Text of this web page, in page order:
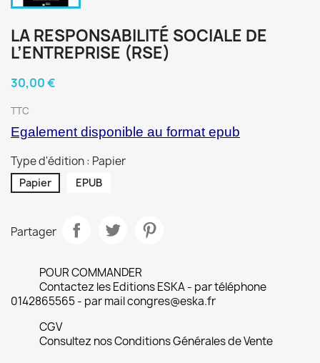
LA RESPONSABILITÉ SOCIALE DE
L’ENTREPRISE (RSE)
30,00 €
TTC
Egalement disponible au format epub
Type d'édition : Papier
Papier EPUB
Partager
POUR COMMANDER
Contactez les Editions ESKA - par téléphone
0142865565 - par mail congres@eska.fr
CGV
Consultez nos Conditions Générales de Vente